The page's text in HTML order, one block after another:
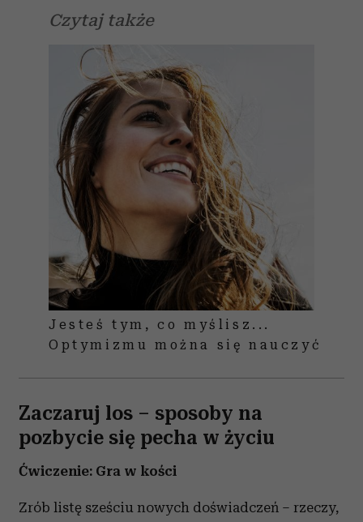
Czytaj także
Jesteś tym, co myślisz...
Optymizmu można się nauczyć
Zaczaruj los – sposoby na
pozbycie się pecha w życiu
Ćwiczenie: Gra w kości
Zrób listę sześciu nowych doświadczeń – rzeczy,